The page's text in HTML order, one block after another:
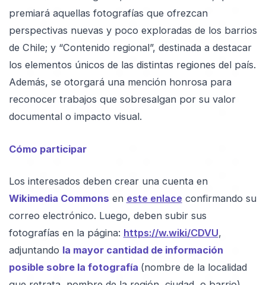
premiará aquellas fotografías que ofrezcan
perspectivas nuevas y poco exploradas de los barrios
de Chile; y “Contenido regional”, destinada a destacar
los elementos únicos de las distintas regiones del país.
Además, se otorgará una mención honrosa para
reconocer trabajos que sobresalgan por su valor
documental o impacto visual.
Cómo participar
Los interesados deben crear una cuenta en
Wikimedia Commons en este enlace confirmando su
correo electrónico. Luego, deben subir sus
fotografías en la página: https://w.wiki/CDVU,
adjuntando la mayor cantidad de información
posible sobre la fotografía (nombre de la localidad